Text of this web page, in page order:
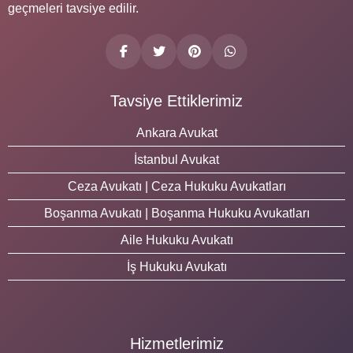
geçmeleri tavsiye edilir.
Tavsiye Ettiklerimiz
Ankara Avukat
İstanbul Avukat
Ceza Avukatı | Ceza Hukuku Avukatları
Boşanma Avukatı | Boşanma Hukuku Avukatları
Aile Hukuku Avukatı
İş Hukuku Avukatı
Hizmetlerimiz